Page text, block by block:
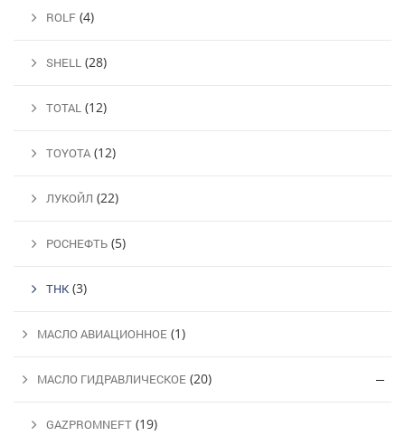
ROLF (4)
SHELL (28)
TOTAL (12)
TOYOTA (12)
ЛУКОЙЛ (22)
РОСНЕФТЬ (5)
ТНК (3)
МАСЛО АВИАЦИОННОЕ (1)
МАСЛО ГИДРАВЛИЧЕСКОЕ (20)
GAZPROMNEFT (19)